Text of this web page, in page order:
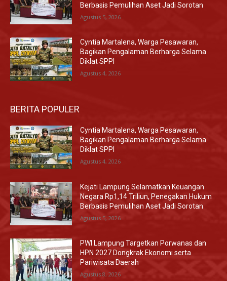
Berbasis Pemulihan Aset Jadi Sorotan
Agustus 5, 2026
Cyntia Martalena, Warga Pesawaran,
Bagikan Pengalaman Berharga Selama
Diklat SPPI
Agustus 4, 2026
BERITA POPULER
Cyntia Martalena, Warga Pesawaran,
Bagikan Pengalaman Berharga Selama
Diklat SPPI
Agustus 4, 2026
Kejati Lampung Selamatkan Keuangan
Negara Rp1,14 Triliun, Penegakan Hukum
Berbasis Pemulihan Aset Jadi Sorotan
Agustus 5, 2026
PWI Lampung Targetkan Porwanas dan
HPN 2027 Dongkrak Ekonomi serta
Pariwisata Daerah
Agustus 8, 2026